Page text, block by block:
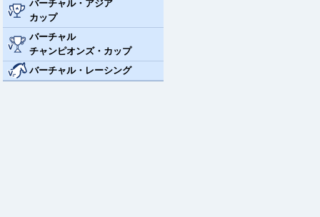
バーチャル・アジア
カップ
バーチャル
チャンピオンズ・カップ
バーチャル・レーシング